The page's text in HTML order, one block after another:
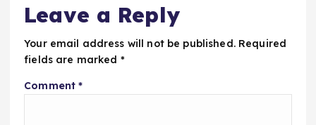
Leave a Reply
Your email address will not be published. Required
fields are marked *
Comment*